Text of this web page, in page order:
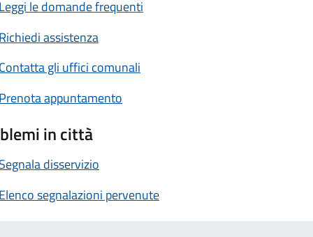
Leggi le domande frequenti
Richiedi assistenza
Contatta gli uffici comunali
Prenota appuntamento
in città
Segnala disservizio
Elenco segnalazioni pervenute